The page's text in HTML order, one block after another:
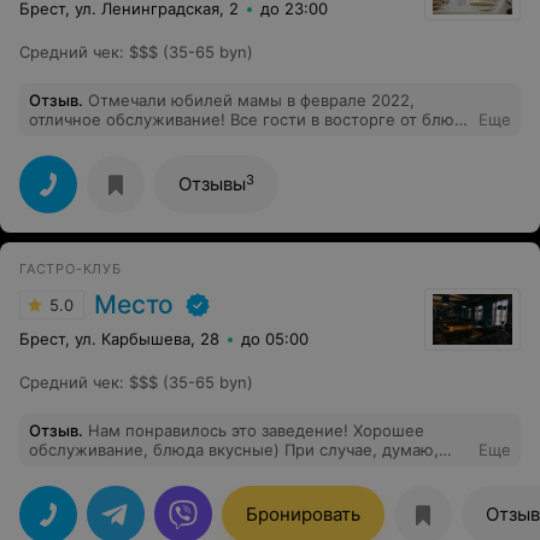
Брест, ул. Ленинградская, 2 до 23:00
Средний чек: $$$ (35-65 byn)
Отзыв. Отмечали юбилей мамы в феврале 2022,
отличное обслуживание! Все гости в восторге от блюд,
порекомендовали замечательного артиста, весь вечер
прошёл отлично) Спасибо персоналу и директору за
супер праздник!
Еще
Отзывы3
ГАСТРО-КЛУБ
5.0 Место
Брест, ул. Карбышева, 28 до 05:00
Средний чек: $$$ (35-65 byn)
Отзыв. Нам понравилось это заведение! Хорошее
обслуживание, блюда вкусные) При случае, думаю,
Еще
Бронировать